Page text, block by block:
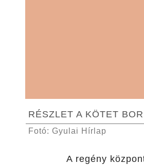
RÉSZLET A KÖTET
Fotó: Gyulai Hírlap
A regény